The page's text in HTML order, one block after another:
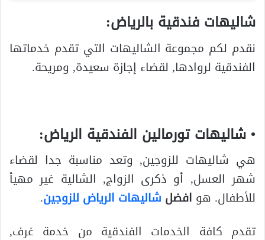
شاليهات فندقية بالرياض:
نقدم لكم مجموعة الشاليهات التي تقدم خدماتها
الفندقية لروادها, لقضاء إجازة سعيدة, ومريحة.
• شاليهات تورمالين الفندقية الرياض:
هي شاليهات للزوجين, وتعد مناسبة جدا لقضاء
شهر العسل, أو ذكرى الزواج, الشالية غير مهيأ
للأطفال. هو افضل شاليهات الرياض للزوجين.
تقدم كافة الخدمات الفندقية من خدمة غرف,